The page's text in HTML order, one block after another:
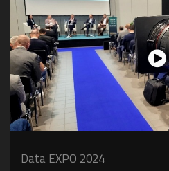
Data EXPO 2024